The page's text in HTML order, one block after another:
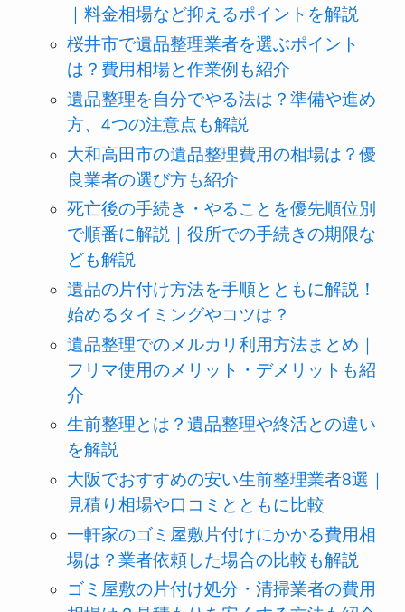
｜料金相場など抑えるポイントを解説
桜井市で遺品整理業者を選ぶポイント
は？費用相場と作業例も紹介
遺品整理を自分でやる法は？準備や進め
方、4つの注意点も解説
大和高田市の遺品整理費用の相場は？優
良業者の選び方も紹介
死亡後の手続き・やることを優先順位別
で順番に解説｜役所での手続きの期限な
ども解説
遺品の片付け方法を手順とともに解説！
始めるタイミングやコツは？
遺品整理でのメルカリ利用方法まとめ｜
フリマ使用のメリット・デメリットも紹
介
生前整理とは？遺品整理や終活との違い
を解説
大阪でおすすめの安い生前整理業者8選｜
見積り相場や口コミとともに比較
一軒家のゴミ屋敷片付けにかかる費用相
場は？業者依頼した場合の比較も解説
ゴミ屋敷の片付け処分・清掃業者の費用